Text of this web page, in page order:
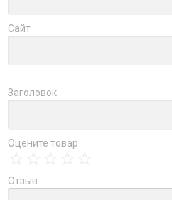
Сайт
Заголовок
Оцените товар
Отзыв